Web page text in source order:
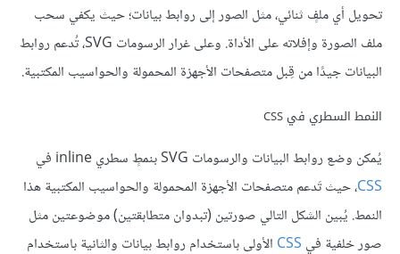
تحويل أي ملفٍ ثنائي، مثل الصور إلى روابط بيانات؛ حيث يكفي سحب
ملف الصورة وإفلاته على الأداة. وعلى غرار الرسومات SVG، تُدعم روابط
البيانات جيدًا من قِبل متصفحات الأجهزة المحمولة والحواسيب المكتبية.
النمط السطري في CSS
يُمكن وضع روابط البيانات والرسومات SVG بنمطٍ سطري inline في
CSS، حيث تَدعم متصفحات الأجهزة المحمولة والحواسيب المكتبية هذا
النمط. يُبين الشكل التالي صورتين (تبدوان متطابقتين) موضوعتين مثل
صور خلفية في CSS الأولى باستخدام روابط بيانات والثانية باستخدام